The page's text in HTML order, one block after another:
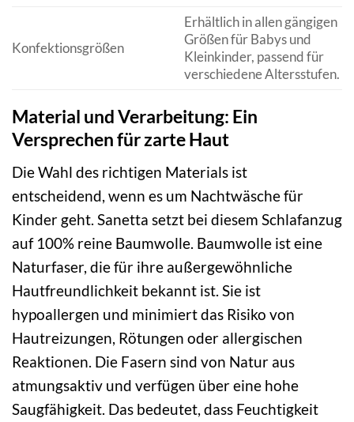
Konfektionsgrößen
Erhältlich in allen gängigen
Größen für Babys und
Kleinkinder, passend für
verschiedene Altersstufen.
Material und Verarbeitung: Ein
Versprechen für zarte Haut
Die Wahl des richtigen Materials ist
entscheidend, wenn es um Nachtwäsche für
Kinder geht. Sanetta setzt bei diesem Schlafanzug
auf 100% reine Baumwolle. Baumwolle ist eine
Naturfaser, die für ihre außergewöhnliche
Hautfreundlichkeit bekannt ist. Sie ist
hypoallergen und minimiert das Risiko von
Hautreizungen, Rötungen oder allergischen
Reaktionen. Die Fasern sind von Natur aus
atmungsaktiv und verfügen über eine hohe
Saugfähigkeit. Das bedeutet, dass Feuchtigkeit